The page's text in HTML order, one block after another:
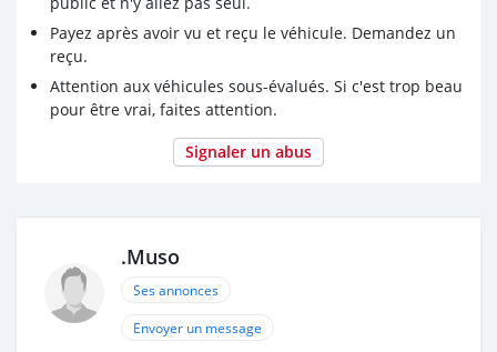
Payez après avoir vu et reçu le véhicule. Demandez un
reçu.
Attention aux véhicules sous-évalués. Si c'est trop beau
pour être vrai, faites attention.
Signaler un abus
.Muso
Ses annonces
Envoyer un message